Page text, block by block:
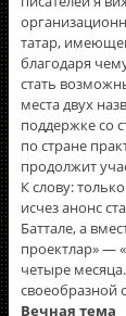
татар,
благодаря
стать
места двух
поддержке со
по стране
продолжит
К слову:
исчез анонс
Баттале, а
проектлар» —
четыре
своеобразной
Вечная тема